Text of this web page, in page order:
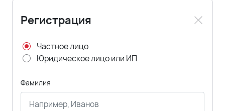
Регистрация
Частное лицо
Юридическое лицо или ИП
Фамилия